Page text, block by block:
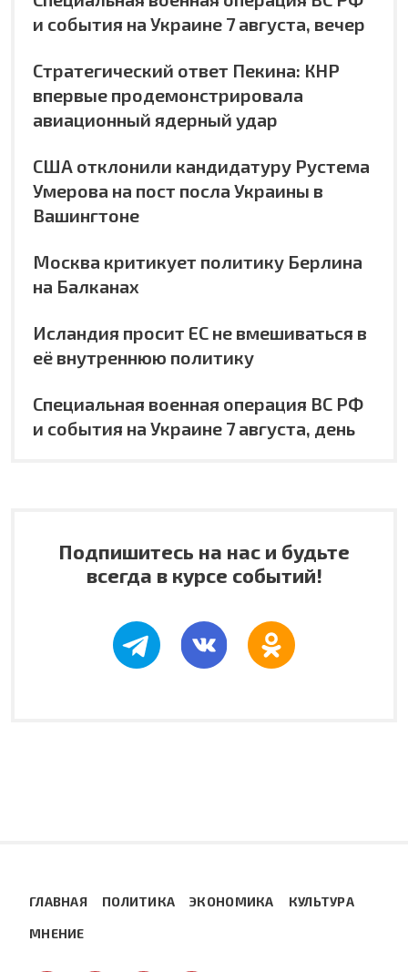
и события на Украине 7 августа, вечер
Стратегический ответ Пекина: КНР
впервые продемонстрировала
авиационный ядерный удар
США отклонили кандидатуру Рустема
Умерова на пост посла Украины в
Вашингтоне
Москва критикует политику Берлина
на Балканах
Исландия просит ЕС не вмешиваться в
её внутреннюю политику
Специальная военная операция ВС РФ
и события на Украине 7 августа, день
Подпишитесь на нас и будьте
всегда в курсе событий!
ГЛАВНАЯ ПОЛИТИКА ЭКОНОМИКА КУЛЬТУРА
МНЕНИЕ